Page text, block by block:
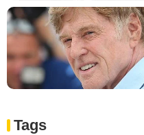
Tags